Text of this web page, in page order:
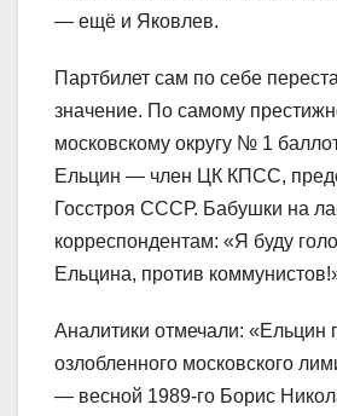
— ещё и Яковлев.
Партбилет сам по себе
значение. По самому
московскому округу № 1
Ельцин — член ЦК КПСС,
Госстроя СССР. Бабушки на
корреспондентам: «Я буду
Ельцина, против
Аналитики отмечали: «Ельцин
озлобленного московского
— весной 1989-го Борис